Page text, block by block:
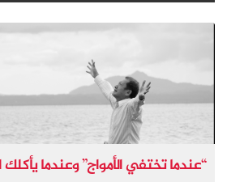
“عندما تختفي الأمواج” وعندما يأكلك